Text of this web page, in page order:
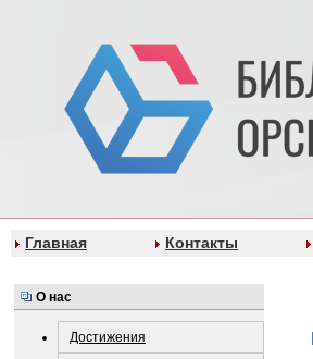
Главная Контакты
О нас
Достижения